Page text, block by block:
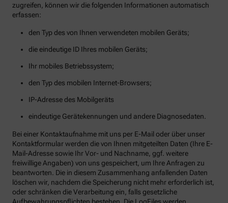
zugreifen, können wir die folgenden Informationen automatisch
erfassen:
den Typ des von Ihnen verwendeten mobilen Geräts;
die eindeutige ID Ihres mobilen Geräts;
Ihr mobiles Betriebssystem;
den Typ des mobilen Internet-Browsers;
IP-Adresse des Mobilgeräts
eindeutige Gerätekennungen und andere Diagnosedaten.
Bei einer Kontaktaufnahme mit uns per E-Mail oder über unser
Kontaktformular werden die von Ihnen mitgeteilten Daten (Ihre E-
Mail-Adresse sowie Ihr Vor- und Nachname, ggf. weitere
freiwillige Angaben) von uns gespeichert, um Ihre Anfragen zu
beantworten. Die in diesem Zusammenhang anfallenden Daten
löschen wir, nachdem die Speicherung nicht mehr erforderlich ist,
oder schränken die Verarbeitung ein, falls gesetzliche
Aufbewahrungspflichten bestehen. Die LogFiles werden